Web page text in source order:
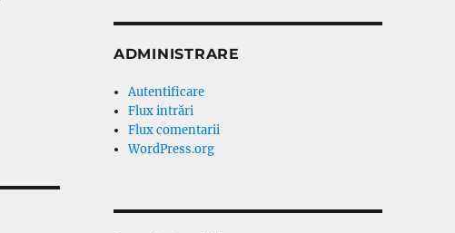
ADMINISTRARE
Autentificare
Flux intrări
Flux comentarii
WordPress.org